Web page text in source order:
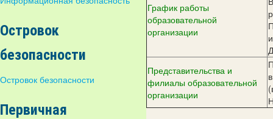
Островок
безопасности
Островок безопасности
Первичная
График работы
образовательной
организации
Представительства и
филиалы образовательной
организации